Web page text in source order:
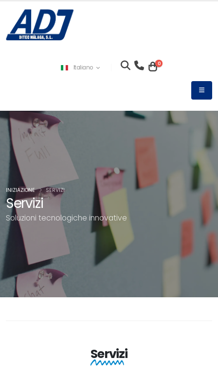
Italiano 0
Servizi
Soluzioni tecnologiche innovative
INIZIAZIONE SERVIZI
Servizi